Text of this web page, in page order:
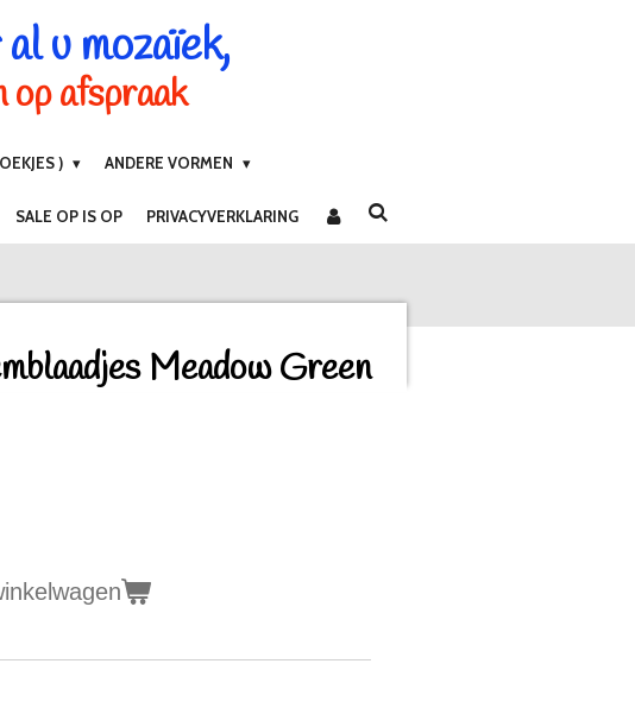
u mozaïek,
op afspraak
) ANDERE VORMEN
SALE OP IS OP PRIVACYVERKLARING
Meadow Green